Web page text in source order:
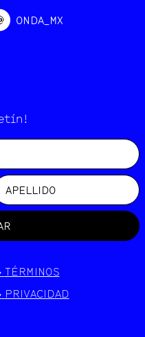
ONDA_MX
TÉRMINOS
PRIVACIDAD